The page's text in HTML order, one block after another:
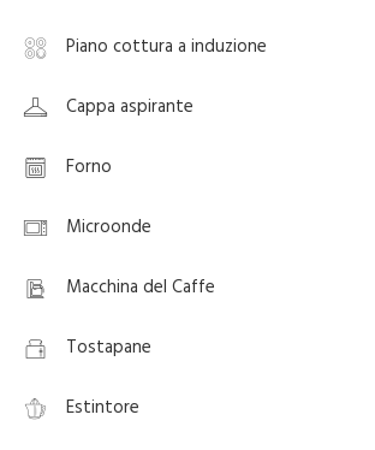
Piano cottura a induzione
Cappa aspirante
Forno
Microonde
Macchina del Caffe
Tostapane
Estintore